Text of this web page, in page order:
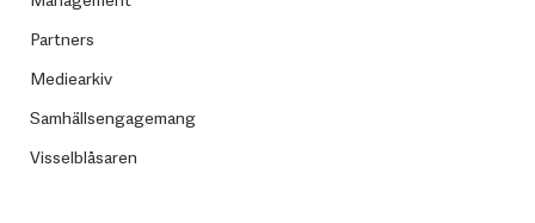
Partners
Mediearkiv
Samhällsengagemang
Visselblåsaren